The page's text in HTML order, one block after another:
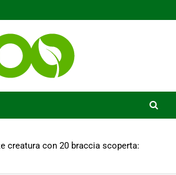
creatura con 20 braccia scoperta: